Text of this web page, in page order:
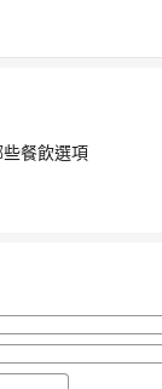
餐飲選項